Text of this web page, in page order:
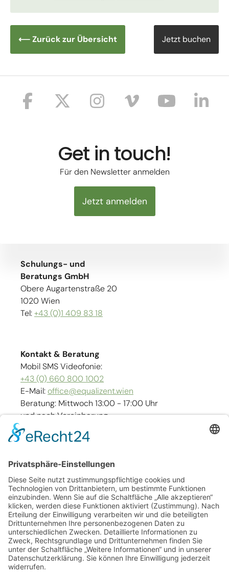
⟵ Zurück zur Übersicht Jetzt buchen
Get in touch!
Für den Newsletter anmelden
Jetzt anmelden
Schulungs- und
Beratungs GmbH
Obere Augartenstraße 20
1020 Wien
Tel:+43 (0)1 409 83 18
Kontakt & Beratung
Mobil SMS Videofonie:
+43 (0) 660 800 1002
E-Mail:office@equalizent.wien
Beratung: Mittwoch 13:00 - 17:00 Uhr
und nach Vereinbarung
Kontakt
Impressum
Barrierefreiheit
Sitemap
Datenschutz
AGB